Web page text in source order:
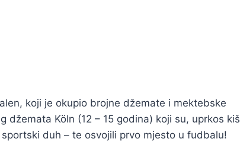
koji je okupio brojne džemate i mektebske
Köln (12 – 15 godina) koji su, uprkos
duh – te osvojili prvo mjesto u fudbalu!